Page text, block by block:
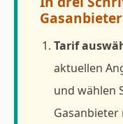
Tarif
aktuellen
und wählen
Gasanbieter